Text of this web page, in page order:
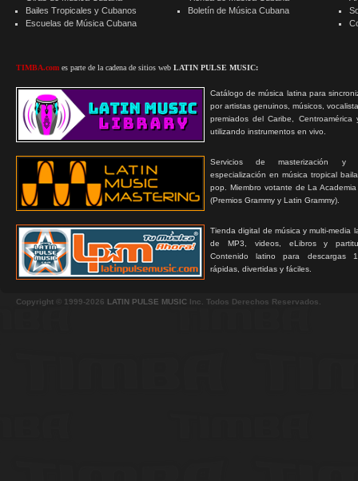
Bailes Tropicales y Cubanos
Escuelas de Música Cubana
TIMBA.com es parte de la cadena de sitios web LATIN PULSE MUSIC:
Catálogo de música latina para
por artistas genuinos, músicos,
premiados del Caribe, Centroamérica
utilizando instrumentos en vivo.
Servicios de masterización y
especialización en música tropical
pop. Miembro votante de La
(Premios Grammy y Latin Grammy).
Tienda digital de música y multi-media
de MP3, videos, eLibros y
Contenido latino para descargas
rápidas, divertidas y fáciles.
Boletín de Música Cubana
Copyright © 1999-2026 LATIN PULSE MUSIC Inc. Todos Derechos Reservados.